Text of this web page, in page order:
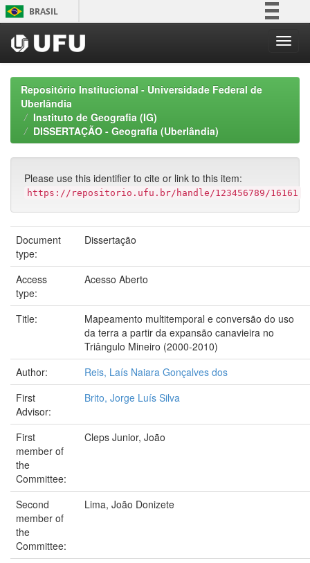
Skip
navigation
BRASIL
Participe
Acesso à informação
Canais
Repositório Institucional - Universidade Federal de
Uberlândia
Instituto de Geografia (IG)
DISSERTAÇÃO - Geografia (Uberlândia)
Please use this identifier to cite or link to this item:
https://repositorio.ufu.br/handle/123456789/16161
Document
type:
Dissertação
Access
type:
Acesso Aberto
Title:
Mapeamento multitemporal e conversão do uso
da terra a partir da expansão canavieira no
Triângulo Mineiro (2000-2010)
Author:
Reis, Laís Naiara Gonçalves dos
First
Advisor:
Brito, Jorge Luís Silva
First
member of
the
Committee:
Cleps Junior, João
Second
member of
the
Committee:
Lima, João Donizete